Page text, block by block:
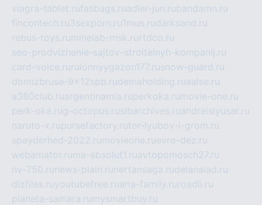
viagra-tablet.rufasbags.ruadler-jun.rubandamn.ru
fincontech.ru3sexporn.ru1mus.rudarksand.ru
rebus-toys.ru minelab-msk.ru rtdco.ru
seo-prodvizhenie-sajtov-stroitelnyh-kompanij.ru
card-voice.ru rulonnyygazon177.rusnow-guard.ru
domizbrusa-9x12spb.rudemaholding.ruaalse.ru
a380club.ruargentinamia.ruperkoka.ru movie-one.ru
perk-oka.rug-octopus.rusibarchives.ruandreislyusar.ru
naruto-x.rupursefactory.rutor-lyubov-i-grom.ru
spayderhed-2022.ru movieone.ruevro-dez.ru
webamator.ru ma-absolut1.ruavtopomosch27.ru
nv-750.ru news-plain.ru nertansaga.rudelanalad.ru
dizfiles.ruyoutubefree.ruaria-family.ru roadli.ru
planeta-samara.ru mysmartbuy.ru